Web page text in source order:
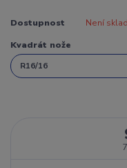
Dostupnost Není
Kvadrát nože